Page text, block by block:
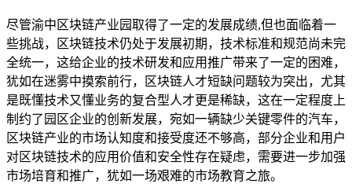
尽管渝中区块链产业园取得了一定的发展成绩,但也面临着一
些挑战，区块链技术仍处于发展初期，技术标准和规范尚未完
全统一，这给企业的技术研发和应用推广带来了一定的困难，
犹如在迷雾中摸索前行，区块链人才短缺问题较为突出，尤其
是既懂技术又懂业务的复合型人才更是稀缺，这在一定程度上
制约了园区企业的创新发展，宛如一辆缺少关键零件的汽车，
区块链产业的市场认知度和接受度还不够高，部分企业和用户
对区块链技术的应用价值和安全性存在疑虑，需要进一步加强
市场培育和推广，犹如一场艰难的市场教育之旅。